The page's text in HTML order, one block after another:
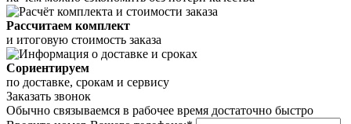
Рассчитаем комплект
и итоговую стоимость заказа
Сориентируем
по доставке, срокам и сервису
Заказать звонок
Обычно связываемся в рабочее время достаточно быстро